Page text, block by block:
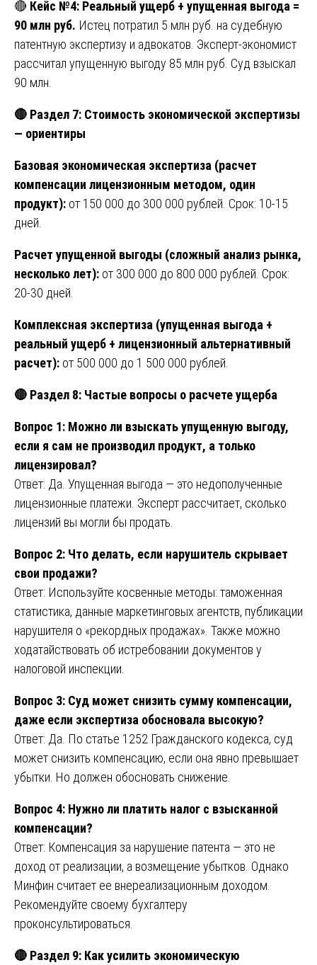
🔴 Кейс №4: Реальный ущерб + упущенная выгода =
90 млн руб. Истец потратил 5 млн руб. на судебную
патентную экспертизу и адвокатов. Эксперт-экономист
рассчитал упущенную выгоду 85 млн руб. Суд взыскал
90 млн.
🔴 Раздел 7: Стоимость экономической экспертизы
— ориентиры
Базовая экономическая экспертиза (расчет
компенсации лицензионным методом, один
продукт): от 150 000 до 300 000 рублей. Срок: 10-15
дней.
Расчет упущенной выгоды (сложный анализ рынка,
несколько лет): от 300 000 до 800 000 рублей. Срок:
20-30 дней.
Комплексная экспертиза (упущенная выгода +
реальный ущерб + лицензионный альтернативный
расчет): от 500 000 до 1 500 000 рублей.
🔴 Раздел 8: Частые вопросы о расчете ущерба
Вопрос 1: Можно ли взыскать упущенную выгоду,
если я сам не производил продукт, а только
лицензировал?
Ответ: Да. Упущенная выгода — это недополученные
лицензионные платежи. Эксперт рассчитает, сколько
лицензий вы могли бы продать.
Вопрос 2: Что делать, если нарушитель скрывает
свои продажи?
Ответ: Используйте косвенные методы: таможенная
статистика, данные маркетинговых агентств, публикации
нарушителя о «рекордных продажах». Также можно
ходатайствовать об истребовании документов у
налоговой инспекции.
Вопрос 3: Суд может снизить сумму компенсации,
даже если экспертиза обосновала высокую?
Ответ: Да. По статье 1252 Гражданского кодекса, суд
может снизить компенсацию, если она явно превышает
убытки. Но должен обосновать снижение.
Вопрос 4: Нужно ли платить налог с взысканной
компенсации?
Ответ: Компенсация за нарушение патента — это не
доход от реализации, а возмещение убытков. Однако
Минфин считает ее внереализационным доходом.
Рекомендуйте своему бухгалтеру
проконсультироваться.
🔴 Раздел 9: Как усилить экономическую